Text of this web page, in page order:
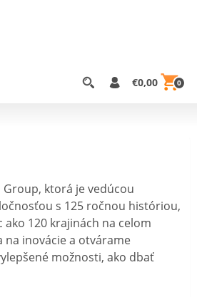
€0,00 0
Group, ktorá je vedúcou
s 125 ročnou históriou,
120 krajinách na celom
na inovácie a otvárame
možnosti, ako dbať